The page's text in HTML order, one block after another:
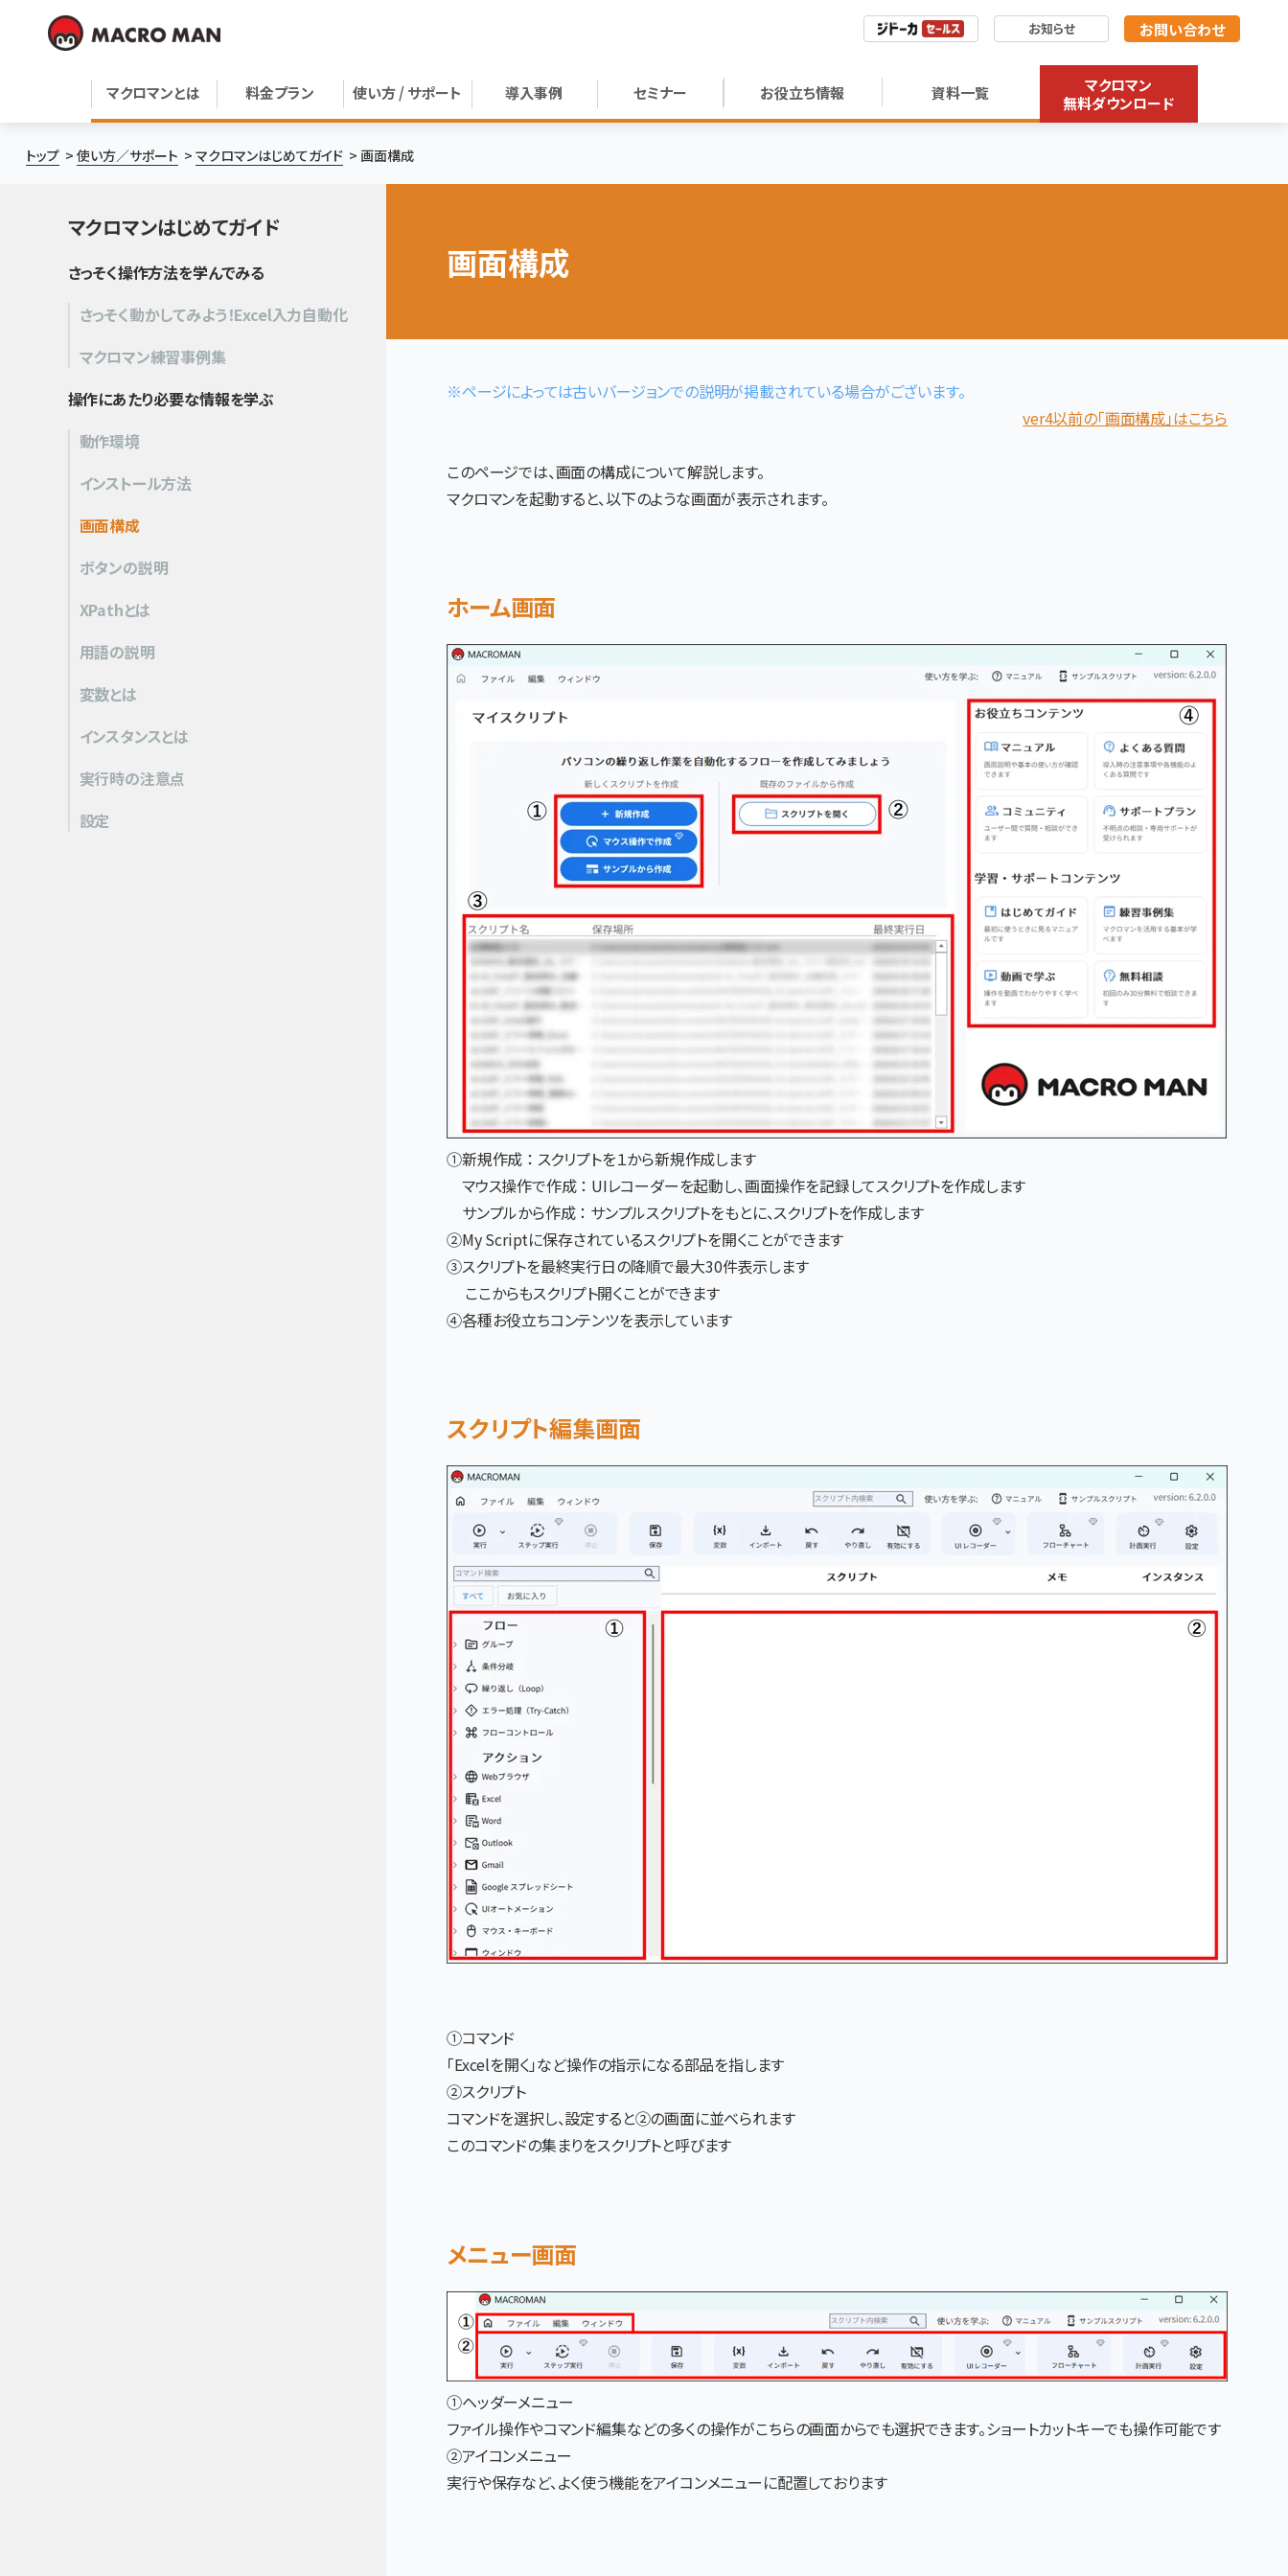
お知らせ お問い合わせ
マクロマンとは 料金プラン 使い方 / サポート 導入事例 セミナー お役立ち情報 資料一覧
マクロマン
無料ダウンロード
トップ 使い方／サポート マクロマンはじめてガイド 画面構成
マクロマンはじめてガイド
さっそく操作方法を学んでみる
さっそく動かしてみよう！Excel入力自動化
マクロマン練習事例集
操作にあたり必要な情報を学ぶ
動作環境
インストール方法
画面構成
ボタンの説明
XPathとは
用語の説明
変数とは
インスタンスとは
実行時の注意点
設定
画面構成
※ページによっては古いバージョンでの説明が掲載されている場合がございます。
ver4以前の「画面構成」はこちら
このページでは、画面の構成について解説します。
マクロマンを起動すると、以下のような画面が表示されます。
ホーム画面
①新規作成 ： スクリプトを１から新規作成します
マウス操作で作成 ： UIレコーダーを起動し、画面操作を記録してスクリプトを作成します
サンプルから作成 ： サンプルスクリプトをもとに、スクリプトを作成します
②My Scriptに保存されているスクリプトを開くことができます
③スクリプトを最終実行日の降順で最大30件表示します
ここからもスクリプト開くことができます
④各種お役立ちコンテンツを表示しています
スクリプト編集画面
①コマンド
「Excelを開く」など操作の指示になる部品を指します
②スクリプト
コマンドを選択し、設定すると②の画面に並べられます
このコマンドの集まりをスクリプトと呼びます
メニュー画面
①ヘッダーメニュー
ファイル操作やコマンド編集などの多くの操作がこちらの画面からでも選択できます。ショートカットキーでも操作可能です
②アイコンメニュー
実行や保存など、よく使う機能をアイコンメニューに配置しております